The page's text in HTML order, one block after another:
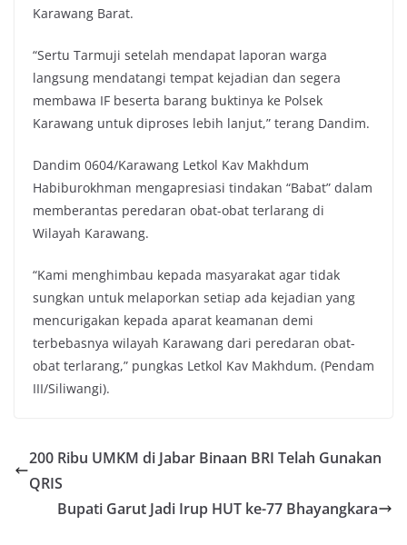
Karawang Barat.
“Sertu Tarmuji setelah mendapat laporan warga
langsung mendatangi tempat kejadian dan segera
membawa IF beserta barang buktinya ke Polsek
Karawang untuk diproses lebih lanjut,” terang Dandim.
Dandim 0604/Karawang Letkol Kav Makhdum
Habiburokhman mengapresiasi tindakan “Babat” dalam
memberantas peredaran obat-obat terlarang di
Wilayah Karawang.
“Kami menghimbau kepada masyarakat agar tidak
sungkan untuk melaporkan setiap ada kejadian yang
mencurigakan kepada aparat keamanan demi
terbebasnya wilayah Karawang dari peredaran obat-
obat terlarang,” pungkas Letkol Kav Makhdum. (Pendam
III/Siliwangi).
200 Ribu UMKM di Jabar Binaan BRI Telah Gunakan
QRIS
Bupati Garut Jadi Irup HUT ke-77 Bhayangkara